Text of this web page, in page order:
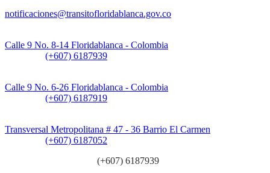
notificaciones@transitofloridablanca.gov.co
Calle 9 No. 8-14 Floridablanca - Colombia
(+607) 6187939
Calle 9 No. 6-26 Floridablanca - Colombia
(+607) 6187919
Transversal Metropolitana # 47 - 36 Barrio El Carmen
(+607) 6187052
(+607) 6187939